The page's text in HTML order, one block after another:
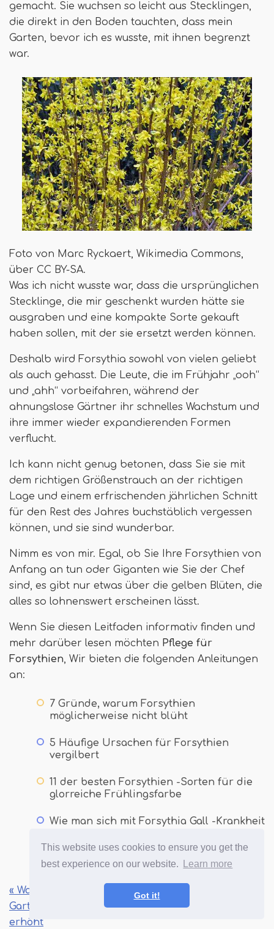
This website uses cookies to ensure you get the
best experience on our website.
Learn more
Got it!
gemacht. Sie wuchsen so leicht aus Stecklingen,
die direkt in den Boden tauchten, dass mein
Garten, bevor ich es wusste, mit ihnen begrenzt
war.
Foto von Marc Ryckaert, Wikimedia Commons,
über CC BY-SA.
Was ich nicht wusste war, dass die ursprünglichen
Stecklinge, die mir geschenkt wurden hätte sie
ausgraben und eine kompakte Sorte gekauft
haben sollen, mit der sie ersetzt werden können.
Deshalb wird Forsythia sowohl von vielen geliebt
als auch gehasst. Die Leute, die im Frühjahr „ooh“
und „ahh“ vorbeifahren, während der
ahnungslose Gärtner ihr schnelles Wachstum und
ihre immer wieder expandierenden Formen
verflucht.
Ich kann nicht genug betonen, dass Sie sie mit
dem richtigen Größenstrauch an der richtigen
Lage und einem erfrischenden jährlichen Schnitt
für den Rest des Jahres buchstäblich vergessen
können, und sie sind wunderbar.
Nimm es von mir. Egal, ob Sie Ihre Forsythien von
Anfang an tun oder Giganten wie Sie der Chef
sind, es gibt nur etwas über die gelben Blüten, die
alles so lohnenswert erscheinen lässt.
Wenn Sie diesen Leitfaden informativ finden und
mehr darüber lesen möchten Pflege für
Forsythien, Wir bieten die folgenden Anleitungen
an:
7 Gründe, warum Forsythien
möglicherweise nicht blüht
5 Häufige Ursachen für Forsythien
vergilbert
11 der besten Forsythien -Sorten für die
glorreiche Frühlingsfarbe
Wie man sich mit Forsythia Gall -Krankheit
« Wachsen Sie mit dem unendlichen
Gartenbett mit dem unendlichen Zedern
erhöht